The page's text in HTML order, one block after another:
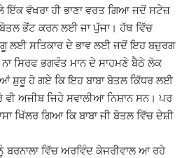
ਇੱਕ ਵੱਖਰਾ ਹੀ ਭਾਣਾ ਵਰਤ ਗਿਆ ਜਦੋਂ ਸਟੇਜ਼
ਭੇਂਟ ਕਰਨ ਲਈ ਜਾ ਪੁੱਜਾ। ਹੱਥ ਵਿੱਚ
ਲਈ ਸਤਿਕਾਰ ਦੇ ਭਾਵ ਲਈ ਜਦੋਂ ਇਹ ਬਜ਼ੁਰਗ
ਸਿਰਫ ਭਗਵੰਤ ਮਾਨ ਦੇ ਸਾਹਮਣੇ ਬੈਠੇ ਲੋਕ
ਸ਼ੁਰੂ ਹੋ ਗਏ ਕਿ ਇਹ ਬਾਬਾ ਬੋਤਲ ਕਿੱਧਰ ਲਈ
ਵੀ ਅਜੀਬ ਜਿਹੇ ਸਵਾਲੀਆ ਨਿਸ਼ਾਨ ਸਨ। ਪਰ
ਖਿੱਲਰ ਗਿਆ ਕਿ ਬਾਬਾ ਜੀ ਬੋਤਲ ਵਿੱਚ ਦੇਸ਼ੀ
ਵਿੱਚ ਅਰਵਿੰਦ ਕੇਜਰੀਵਾਲ ਆ ਰਹੇ